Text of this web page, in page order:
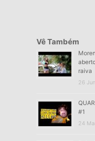
Vê Também
raiva
26
#1
24